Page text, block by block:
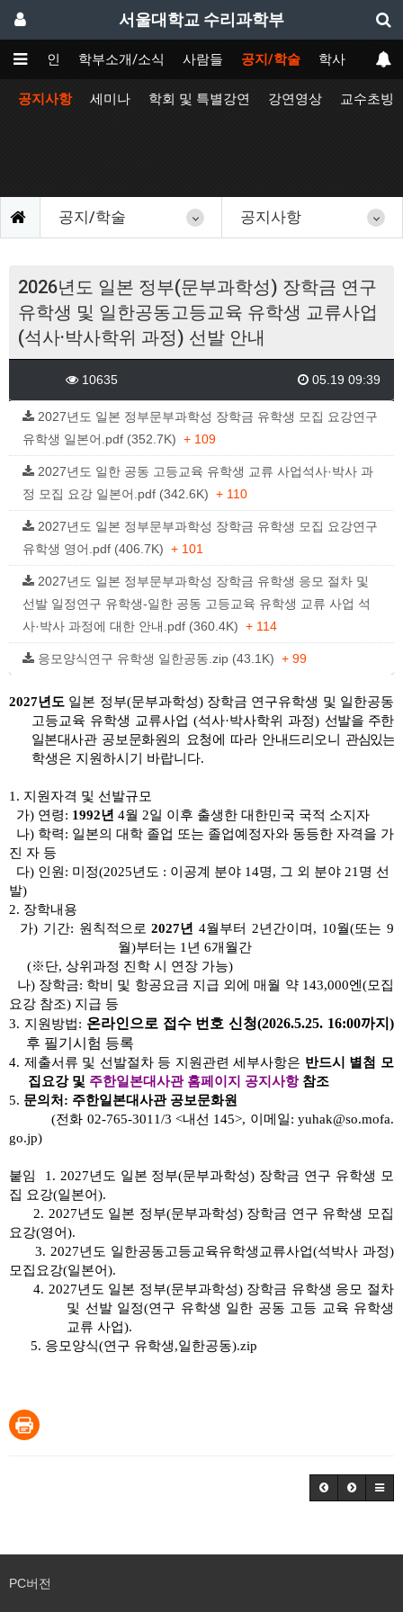
서울대학교 수리과학부
메인 학부소개/소식 사람들 공지/학술 학사
공지사항 세미나 학회 및 특별강연 강연영상 교수초빙
공지/학술 공지사항
2026년도 일본 정부(문부과학성) 장학금 연구
유학생 및 일한공동고등교육 유학생 교류사업
(석사·박사학위 과정) 선발 안내
10635 05.19 09:39
2027년도 일본 정부문부과학성 장학금 유학생 모집 요강연구
유학생 일본어.pdf (352.7K) + 109
2027년도 일한 공동 고등교육 유학생 교류 사업석사·박사 과
정 모집 요강 일본어.pdf (342.6K) + 110
2027년도 일본 정부문부과학성 장학금 유학생 모집 요강연구
유학생 영어.pdf (406.7K) + 101
2027년도 일본 정부문부과학성 장학금 유학생 응모 절차 및
선발 일정연구 유학생-일한 공동 고등교육 유학생 교류 사업 석
사·박사 과정에 대한 안내.pdf (360.4K) + 114
응모양식연구 유학생 일한공동.zip (43.1K) + 99
2027년도 일본 정부(문부과학성) 장학금 연구유학생 및 일한공동
고등교육 유학생 교류사업 (석사·박사학위 과정) 선발을 주한
일본대사관 공보문화원의 요청에 따라 안내드리오니 관심있는
학생은 지원하시기 바랍니다.
1. 지원자격 및 선발규모
가) 연령: 1992년 4월 2일 이후 출생한 대한민국 국적 소지자
나) 학력: 일본의 대학 졸업 또는 졸업예정자와 동등한 자격을 가
진 자 등
다) 인원: 미정(2025년도 : 이공계 분야 14명, 그 외 분야 21명 선
발)
2. 장학내용
가) 기간: 원칙적으로2027년 4월부터 2년간이며, 10월(또는 9
월)부터는 1년 6개월간
(※단, 상위과정 진학 시 연장 가능)
나) 장학금: 학비 및 항공요금 지급 외에 매월 약 143,000엔(모집
요강 참조) 지급 등
3. 지원방법: 온라인으로 접수 번호 신청(2026.5.25. 16:00까지)
후 필기시험 등록
4. 제출서류 및 선발절차 등 지원관련 세부사항은 반드시 별첨 모
집요강 및 주한일본대사관 홈페이지 공지사항참조
5. 문의처: 주한일본대사관 공보문화원
(전화 02-765-3011/3 <내선 145>, 이메일: yuhak@so.mofa.
go.jp)
붙임 1. 2027년도 일본 정부(문부과학성) 장학금 연구 유학생 모
집 요강(일본어).
2. 2027년도 일본 정부(문부과학성) 장학금 연구 유학생 모집
요강(영어).
3. 2027년도 일한공동고등교육유학생교류사업(석박사 과정)
모집요강(일본어).
4. 2027년도 일본 정부(문부과학성) 장학금 유학생 응모 절차
및 선발 일정(연구 유학생 일한 공동 고등 교육 유학생
교류 사업).
5. 응모양식(연구 유학생,일한공동).zip
PC버전